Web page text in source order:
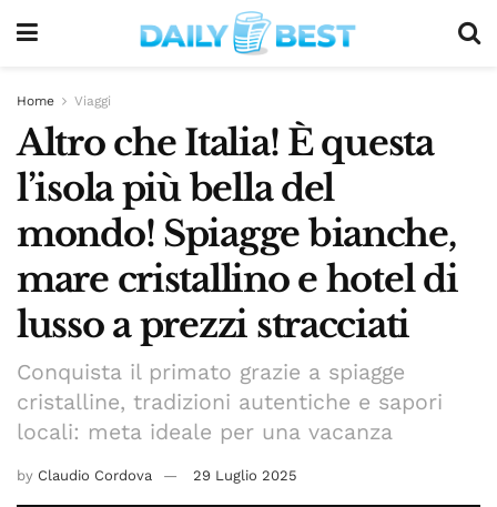
Home Viaggi
Altro che Italia! È questa
l’isola più bella del
mondo! Spiagge bianche,
mare cristallino e hotel di
lusso a prezzi stracciati
Conquista il primato grazie a spiagge
cristalline, tradizioni autentiche e sapori
locali: meta ideale per una vacanza
by Claudio Cordova 29 Luglio 2025